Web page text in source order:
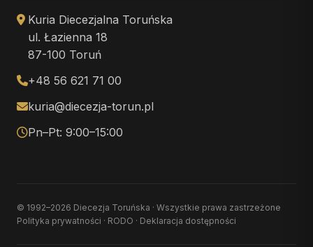
Kuria Diecezjalna Toruńska
ul. Łazienna 18
87-100 Toruń
+48 56 621 71 00
kuria@diecezja-torun.pl
Pn–Pt: 9:00–15:00
© 1992–2026 Diecezja Toruńska · Wszystkie prawa zastrzeżone
Polityka prywatności · RODO · Deklaracja dostępności